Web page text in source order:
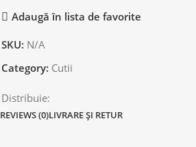
Adaugă în lista de favorite
SKU: N/A
Category: Cutii
Distribuie:
REVIEWS (0)LIVRARE ȘI RETUR